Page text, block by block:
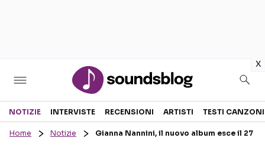
x
Sezioni
NOTIZIE INTERVISTE RECENSIONI ARTISTI TESTI CANZONI
Home Notizie Gianna Nannini, il nuovo album esce il 27